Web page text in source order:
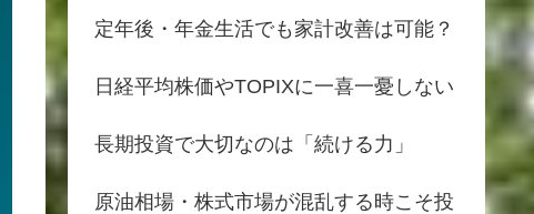
定年後・年金生活でも家計改善は可能？
日経平均株価やTOPIXに一喜一憂しない
長期投資で大切なのは「続ける力」
原油相場・株式市場が混乱する時こそ投